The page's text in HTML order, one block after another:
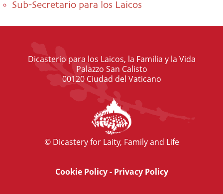
Sub-Secretario para los Laicos
Dicasterio para los Laicos, la Familia y la Vida
Palazzo San Calisto
00120 Ciudad del Vaticano
© Dicastery for Laity, Family and Life
Cookie Policy- Privacy Policy